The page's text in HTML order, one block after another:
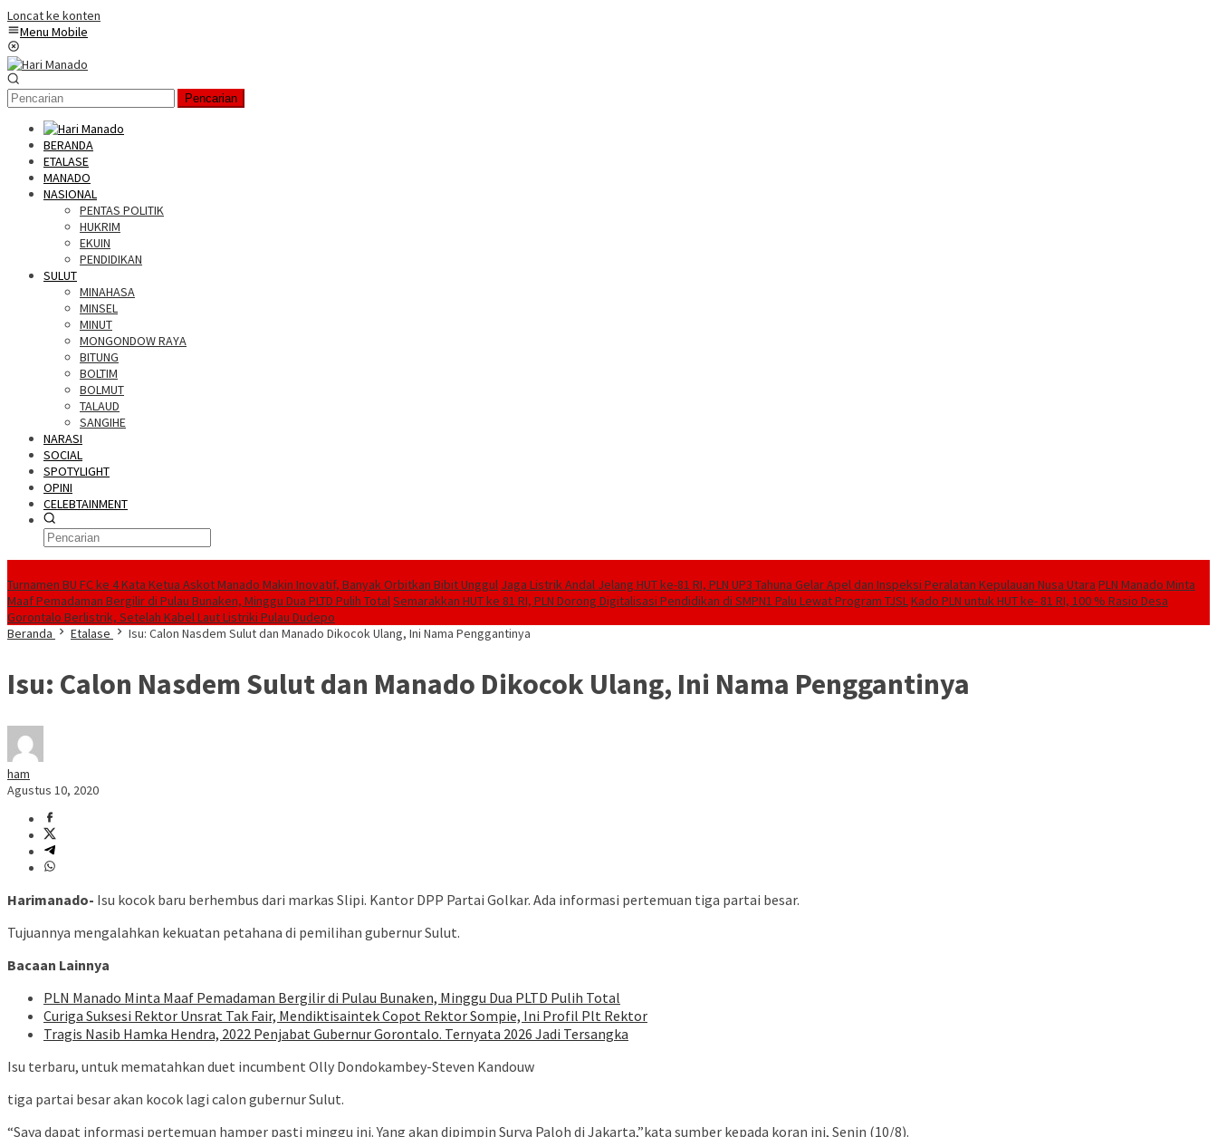
Loncat ke konten
Menu Mobile
Pencarian
BERANDA
ETALASE
MANADO
NASIONAL
PENTAS POLITIK
HUKRIM
EKUIN
PENDIDIKAN
SULUT
MINAHASA
MINSEL
MINUT
MONGONDOW RAYA
BITUNG
BOLTIM
BOLMUT
TALAUD
SANGIHE
NARASI
SOCIAL
SPOTYLIGHT
OPINI
CELEBTAINMENT
Turnamen BU FC ke 4 Kata Ketua Askot Manado Makin Inovatif, Banyak Orbitkan Bibit Unggul Jaga Listrik Andal Jelang HUT ke-81 RI, PLN UP3 Tahuna Gelar Apel dan Inspeksi Peralatan Kepulauan Nusa Utara PLN Manado Minta
Maaf Pemadaman Bergilir di Pulau Bunaken, Minggu Dua PLTD Pulih TotalSemarakkan HUT ke 81 RI, PLN Dorong Digitalisasi Pendidikan di SMPN1 Palu Lewat Program TJSLKado PLN untuk HUT ke- 81 RI, 100 % Rasio Desa
Gorontalo Berlistrik, Setelah Kabel Laut Listriki Pulau Dudepo
Beranda
Etalase Isu: Calon Nasdem Sulut dan Manado Dikocok Ulang, Ini Nama Penggantinya
Isu: Calon Nasdem Sulut dan Manado Dikocok Ulang, Ini Nama Penggantinya
ham
Agustus 10, 2020
Harimanado- Isu kocok baru berhembus dari markas Slipi. Kantor DPP Partai Golkar. Ada informasi pertemuan tiga partai besar.
Tujuannya mengalahkan kekuatan petahana di pemilihan gubernur Sulut.
Bacaan Lainnya
PLN Manado Minta Maaf Pemadaman Bergilir di Pulau Bunaken, Minggu Dua PLTD Pulih Total
Curiga Suksesi Rektor Unsrat Tak Fair, Mendiktisaintek Copot Rektor Sompie, Ini Profil Plt Rektor
Tragis Nasib Hamka Hendra, 2022 Penjabat Gubernur Gorontalo. Ternyata 2026 Jadi Tersangka
Isu terbaru, untuk mematahkan duet incumbent Olly Dondokambey-Steven Kandouw
tiga partai besar akan kocok lagi calon gubernur Sulut.
“Saya dapat informasi pertemuan hamper pasti minggu ini. Yang akan dipimpin Surya Paloh di Jakarta,”kata sumber kepada koran ini, Senin (10/8).